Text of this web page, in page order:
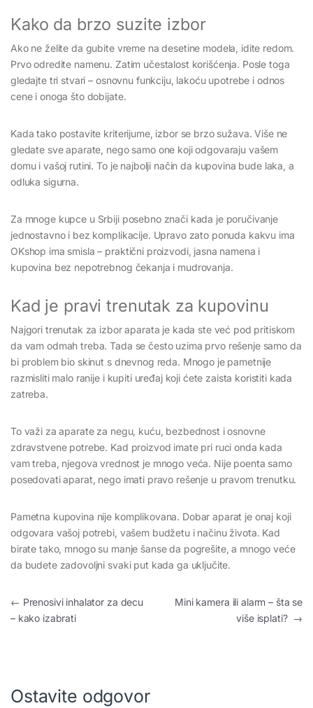
Kako da brzo suzite izbor
Ako ne želite da gubite vreme na desetine modela, idite redom.
Prvo odredite namenu. Zatim učestalost korišćenja. Posle toga
gledajte tri stvari – osnovnu funkciju, lakoću upotrebe i odnos
cene i onoga što dobijate.
Kada tako postavite kriterijume, izbor se brzo sužava. Više ne
gledate sve aparate, nego samo one koji odgovaraju vašem
domu i vašoj rutini. To je najbolji način da kupovina bude laka, a
odluka sigurna.
Za mnoge kupce u Srbiji posebno znači kada je poručivanje
jednostavno i bez komplikacije. Upravo zato ponuda kakvu ima
OKshop ima smisla – praktični proizvodi, jasna namena i
kupovina bez nepotrebnog čekanja i mudrovanja.
Kad je pravi trenutak za kupovinu
Najgori trenutak za izbor aparata je kada ste već pod pritiskom
da vam odmah treba. Tada se često uzima prvo rešenje samo da
bi problem bio skinut s dnevnog reda. Mnogo je pametnije
razmisliti malo ranije i kupiti uređaj koji ćete zaista koristiti kada
zatreba.
To važi za aparate za negu, kuću, bezbednost i osnovne
zdravstvene potrebe. Kad proizvod imate pri ruci onda kada
vam treba, njegova vrednost je mnogo veća. Nije poenta samo
posedovati aparat, nego imati pravo rešenje u pravom trenutku.
Pametna kupovina nije komplikovana. Dobar aparat je onaj koji
odgovara vašoj potrebi, vašem budžetu i načinu života. Kad
birate tako, mnogo su manje šanse da pogrešite, a mnogo veće
da budete zadovoljni svaki put kada ga uključite.
Kretanje članka
← Prenosivi inhalator za decu
– kako izabrati
Mini kamera ili alarm – šta se
više isplati? →
Ostavite odgovor